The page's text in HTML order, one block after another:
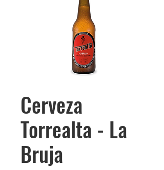
Cerveza
Torrealta - La
Bruja